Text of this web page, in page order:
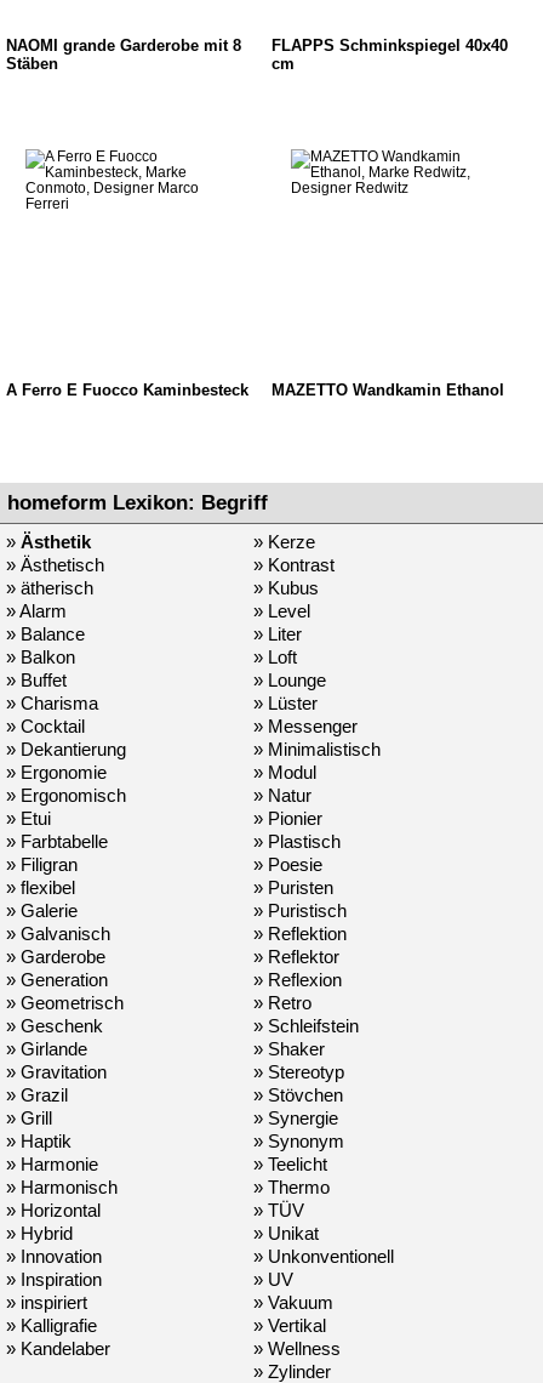
NAOMI grande Garderobe mit 8
Stäben
FLÄPPS Schminkspiegel 40x40
cm
A Ferro E Fuocco Kaminbesteck MAZETTO Wandkamin Ethanol
homeform Lexikon: Begriff
» Ästhetik
» Ästhetisch
» ätherisch
» Alarm
» Balance
» Balkon
» Buffet
» Charisma
» Cocktail
» Dekantierung
» Ergonomie
» Ergonomisch
» Etui
» Farbtabelle
» Filigran
» flexibel
» Galerie
» Galvanisch
» Garderobe
» Generation
» Geometrisch
» Geschenk
» Girlande
» Gravitation
» Grazil
» Grill
» Haptik
» Harmonie
» Harmonisch
» Horizontal
» Hybrid
» Innovation
» Inspiration
» inspiriert
» Kalligrafie
» Kandelaber
» Kerze
» Kontrast
» Kubus
» Level
» Liter
» Loft
» Lounge
» Lüster
» Messenger
» Minimalistisch
» Modul
» Natur
» Pionier
» Plastisch
» Poesie
» Puristen
» Puristisch
» Reflektion
» Reflektor
» Reflexion
» Retro
» Schleifstein
» Shaker
» Stereotyp
» Stövchen
» Synergie
» Synonym
» Teelicht
» Thermo
» TÜV
» Unikat
» Unkonventionell
» UV
» Vakuum
» Vertikal
» Wellness
» Zylinder